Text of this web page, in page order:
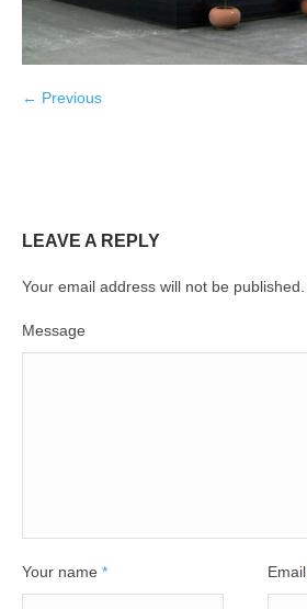
← Previous
LEAVE A REPLY
Your email address will not be published.
Message
Your name * Email